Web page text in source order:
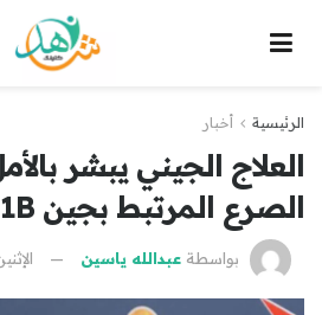
الرئيسية أخبار
العلاج الجيني يبشر
الصرع المرتبط بجين SCN1B
بواسطة عبدالله ياسين الإثنين, 17